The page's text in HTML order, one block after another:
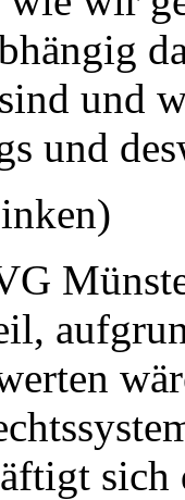
und
und
sich